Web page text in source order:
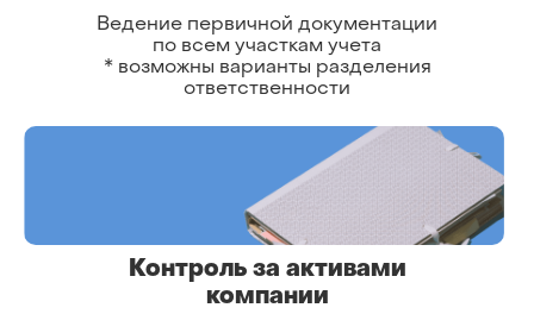
Ведение первичной документации
по всем участкам учета
* возможны варианты разделения
ответственности
Контроль за активами
компании